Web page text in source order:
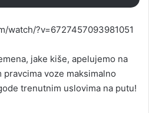
watch/?v=6727457093981051
jake kiše, apelujemo na
voze maksimalno
trenutnim uslovima na putu!